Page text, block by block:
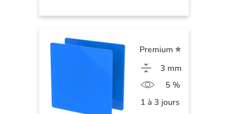
Premium ⭐
3 mm
5 %
1 à 3 jours